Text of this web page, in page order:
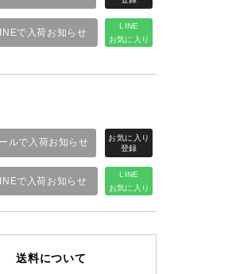
LINE
お気に入り
で入荷お知らせ
LINE
お気に入り
ルで入荷お知らせ
で入荷お知らせ
送料について